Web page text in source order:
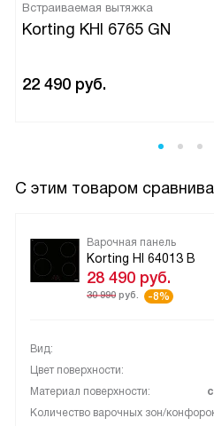
Встраиваемая вытяжка
Korting KHI 6765 GN
22 490 руб.
С этим товаром
Варочная панель
Korting HI 64013 B
28 490 руб.
30 990 руб. -8%
Вид:
Цвет поверхности:
Материал поверхности:
Количество варочных зон/